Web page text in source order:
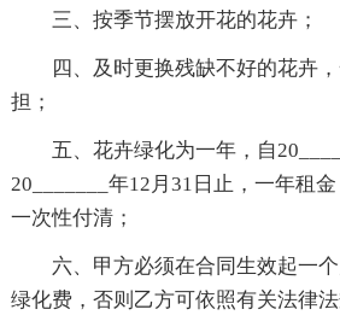
三、按季节摆放开花的花卉；
四、及时更换残缺不好的花卉
担；
五、花卉绿化为一年，自
20_______年12月31日止，一年租金
一次性付清；
六、甲方必须在合同生效起一
绿化费，否则乙方可依照有关法律